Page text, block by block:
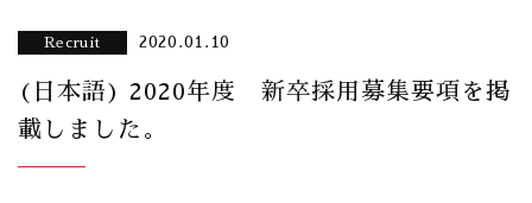
Recruit 2020.01.10
(日本語) 2020年度 新卒採用募集要項を掲
載しました。